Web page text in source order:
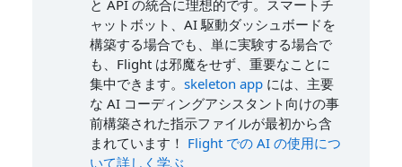
と API の統合に理想的です。スマートチ
ャットボット、AI 駆動ダッシュボードを
構築する場合でも、単に実験する場合で
も、Flight は邪魔をせず、重要なことに
集中できます。 skeleton app には、主要
な AI コーディングアシスタント向けの事
前構築された指示ファイルが最初から含
まれています！ Flight での AI の使用につ
いて詳しく学ぶ